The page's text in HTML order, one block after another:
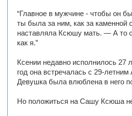
“Главное в мужчине - чтобы он
ты была за ним, как за каменной
наставляла Ксюшу мать. — А то
как я.”
Ксении недавно исполнилось 27
год она встречалась с 29-
Девушка была влюблена в него
Но положиться на Сашу Ксюша